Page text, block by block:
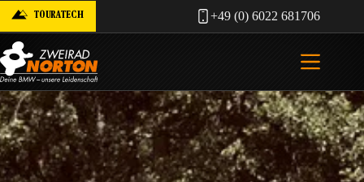
Inhalt
springen
TOURATECH +49 (0) 6022 681706